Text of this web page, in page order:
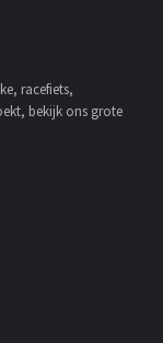
racefiets,
bekijk ons grote